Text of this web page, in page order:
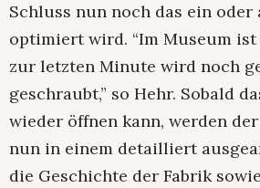
Schluss nun noch das ein oder
optimiert wird. “Im Museum ist
zur letzten Minute wird noch
geschraubt,” so Hehr. Sobald
wieder öffnen kann, werden
nun in einem detailliert
die Geschichte der Fabrik